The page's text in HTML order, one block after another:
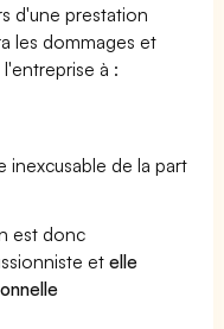
d'une prestation
les dommages et
à :
inexcusable de la part
est donc
etelle